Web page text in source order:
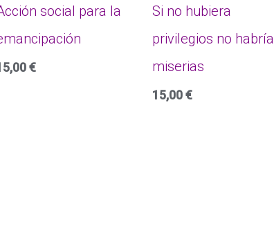
social para la
€
Si no hubiera
privilegios no habría
miserias
15,00€